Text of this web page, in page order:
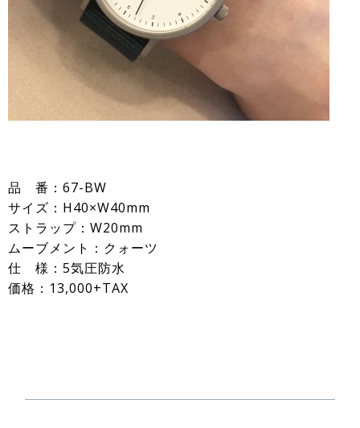
品 番：67-BW
サイズ：H40×W40mm
ストラップ：W20mm
ムーブメント：クォーツ
仕 様：5気圧防水
価格：13,000+TAX